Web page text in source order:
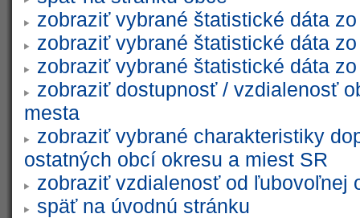
zobraziť vybrané štatistické dáta
zobraziť vybrané štatistické dáta
zobraziť vybrané štatistické dáta
zobraziť dostupnosť / vzdialenosť
mesta
zobraziť vybrané charakteristiky
ostatných obcí okresu a miest SR
zobraziť vzdialenosť od ľubovoľnej
späť na úvodnú stránku